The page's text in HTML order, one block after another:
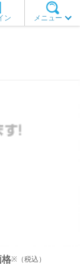
メニュー
ン
格※ （税込）